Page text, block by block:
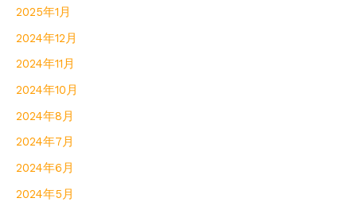
2025年1月
2024年12月
2024年11月
2024年10月
2024年8月
2024年7月
2024年6月
2024年5月